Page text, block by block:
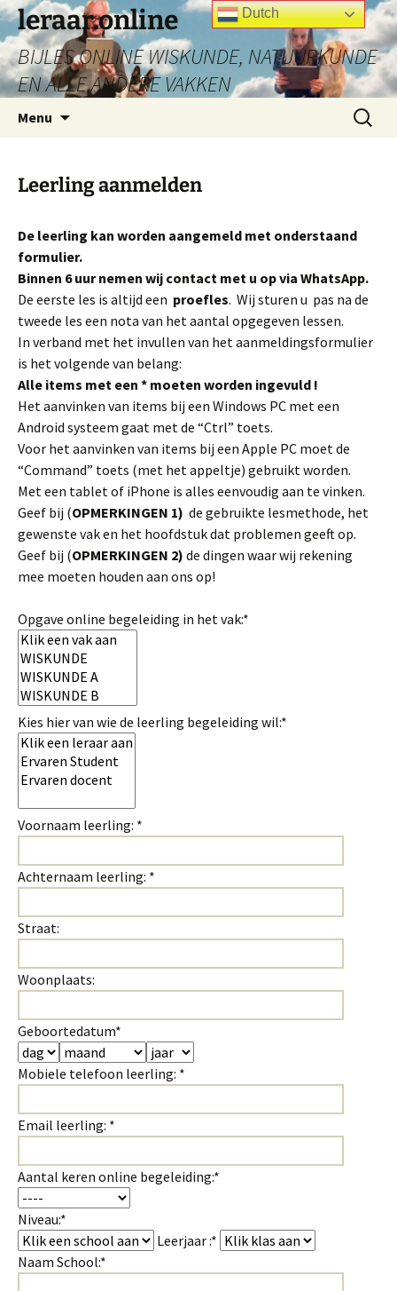
Ga
naar
de
inhoud
leraar.online
BIJLES ONLINE WISKUNDE, NATUURKUNDE
EN ALLE ANDERE VAKKEN
Menu
Zoeken
naar:
Leerling aanmelden
De leerling kan worden aangemeld met onderstaand
formulier.
Binnen 6 uur nemen wij contact met u op via WhatsApp.
De eerste les is altijd een proefles. Wij sturen u pas na de
tweede les een nota van het aantal opgegeven lessen.
In verband met het invullen van het aanmeldingsformulier
is het volgende van belang:
Alle items met een * moeten worden ingevuld !
Het aanvinken van items bij een Windows PC met een
Android systeem gaat met de “Ctrl” toets.
Voor het aanvinken van items bij een Apple PC moet de
“Command” toets (met het appeltje) gebruikt worden.
Met een tablet of iPhone is alles eenvoudig aan te vinken.
Geef bij (OPMERKINGEN 1) de gebruikte lesmethode, het
gewenste vak en het hoofdstuk dat problemen geeft op.
Geef bij (OPMERKINGEN 2) de dingen waar wij rekening
mee moeten houden aan ons op!
Opgave online begeleiding in het vak:*
Kies hier van wie de leerling begeleiding wil:*
Voornaam leerling: *
Achternaam leerling: *
Straat:
Woonplaats:
Geboortedatum*
Mobiele telefoon leerling: *
Email leerling: *
Aantal keren online begeleiding:*
Niveau:*
Leerjaar :*
Naam School:*
Dutch